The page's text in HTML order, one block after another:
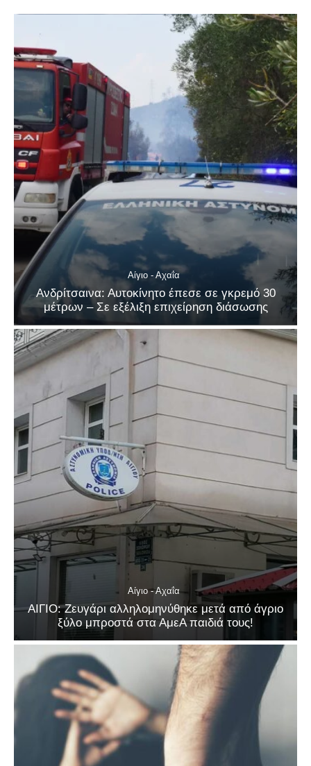
Αίγιο - Αχαΐα
Ανδρίτσαινα: Αυτοκίνητο έπεσε σε γκρεμό 30
μέτρων – Σε εξέλιξη επιχείρηση διάσωσης
Αίγιο - Αχαΐα
ΑΙΓΙΟ: Ζευγάρι αλληλομηνύθηκε μετά από άγριο
ξύλο μπροστά στα ΑμεΑ παιδιά τους!